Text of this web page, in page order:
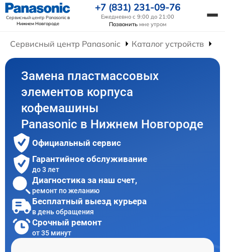
Сервисный центр Panasonicв
Нижнем Новгороде
+7 (831) 231-09-76
Ежедневно с 9:00 до 21:00
Позвонить мне утром
Сервисный центр Panasonic Каталог устройств
Замена пластмассовых
элементов корпуса
кофемашины
Panasonic в Нижнем Новгороде
Официальный сервис
Гарантийное обслуживание
до 3 лет
Диагностика за наш счет,
ремонт по желанию
Бесплатный выезд курьера
в день обращения
Срочный ремонт
от 35 минут